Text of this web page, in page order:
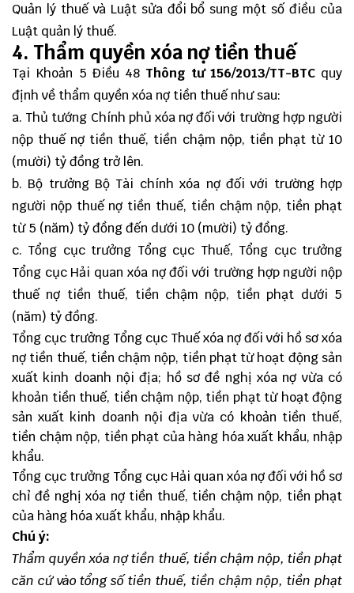
Quản lý thuế và Luật sửa đổi bổ sung một số điều của
Luật quản lý thuế.
4. Thẩm quyền xóa nợ tiền thuế
Tại Khoản 5 Điều 48 Thông tư 156/2013/TT-BTC quy
định về thẩm quyền xóa nợ tiền thuế như sau:
a. Thủ tướng Chính phủ xóa nợ đối với trường hợp người
nộp thuế nợ tiền thuế, tiền chậm nộp, tiền phạt từ 10
(mười) tỷ đồng trở lên.
b. Bộ trưởng Bộ Tài chính xóa nợ đối với trường hợp
người nộp thuế nợ tiền thuế, tiền chậm nộp, tiền phạt
từ 5 (năm) tỷ đồng đến dưới 10 (mười) tỷ đồng.
c. Tổng cục trưởng Tổng cục Thuế, Tổng cục trưởng
Tổng cục Hải quan xóa nợ đối với trường hợp người nộp
thuế nợ tiền thuế, tiền chậm nộp, tiền phạt dưới 5
(năm) tỷ đồng.
Tổng cục trưởng Tổng cục Thuế xóa nợ đối với hồ sơ xóa
nợ tiền thuế, tiền chậm nộp, tiền phạt từ hoạt động sản
xuất kinh doanh nội địa; hồ sơ đề nghị xóa nợ vừa có
khoản tiền thuế, tiền chậm nộp, tiền phạt từ hoạt động
sản xuất kinh doanh nội địa vừa có khoản tiền thuế,
tiền chậm nộp, tiền phạt của hàng hóa xuất khẩu, nhập
khẩu.
Tổng cục trưởng Tổng cục Hải quan xóa nợ đối với hồ sơ
chỉ đề nghị xóa nợ tiền thuế, tiền chậm nộp, tiền phạt
của hàng hóa xuất khẩu, nhập khẩu.
Chú ý:
Thẩm quyền xóa nợ tiền thuế, tiền chậm nộp, tiền phạt
căn cứ vào tổng số tiền thuế, tiền chậm nộp, tiền phạt